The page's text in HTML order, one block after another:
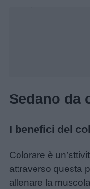
maschili
Nomi
Sedano da
I benefici del
Colorare è
attraverso questa
allenare la